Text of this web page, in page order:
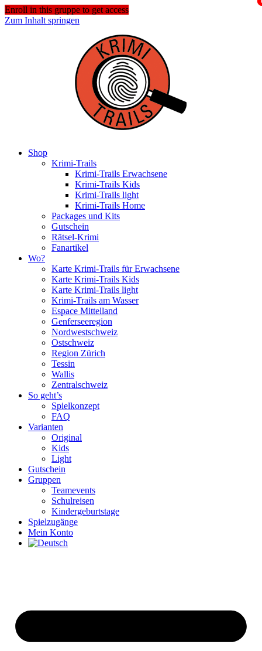
Enroll in this gruppe to get access
Zum Inhalt springen
Shop
Krimi-Trails
Krimi-Trails Erwachsene
Krimi-Trails Kids
Krimi-Trails light
Krimi-Trails Home
Packages und Kits
Gutschein
Rätsel-Krimi
Fanartikel
Wo?
Karte Krimi-Trails für Erwachsene
Karte Krimi-Trails Kids
Karte Krimi-Trails light
Krimi-Trails am Wasser
Espace Mittelland
Genferseeregion
Nordwestschweiz
Ostschweiz
Region Zürich
Tessin
Wallis
Zentralschweiz
So geht’s
Spielkonzept
FAQ
Varianten
Original
Kids
Light
Gutschein
Gruppen
Teamevents
Schulreisen
Kindergeburtstage
Spielzugänge
Mein Konto